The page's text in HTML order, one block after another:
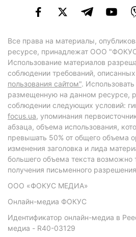
Все права на материалы,
ресурсе, принадлежат ООО
Использование материалов
соблюдении требований,
пользования сайтом".
размещенную на данном ресурсе,
соблюдении следующих условий:
focus.ua, упоминания
абзаца, объема использования,
превышать 50% от общего объема
изменения заголовка и лида
большего объема текста возможно
получения письменного
ООО «ФОКУС МЕДИА»
Онлайн-медиа ФОКУС
Идентификатор онлайн-медиа в
медиа - R40-03129